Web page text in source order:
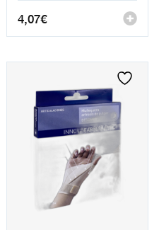
4,07€